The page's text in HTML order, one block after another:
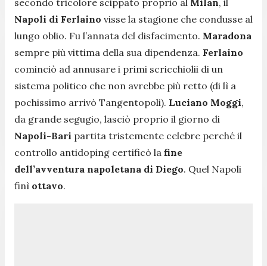
Napoli di Ferlaino visse la stagione che condusse al
lungo oblio. Fu l’annata del disfacimento. Maradona
sempre più vittima della sua dipendenza. Ferlaino
cominciò ad annusare i primi scricchiolii di un
sistema politico che non avrebbe più retto (di lì a
pochissimo arrivò Tangentopoli). Luciano Moggi,
da grande segugio, lasciò proprio il giorno di
Napoli-Bari partita tristemente celebre perché il
controllo antidoping certificò la fine
dell’avventura napoletana di Diego. Quel Napoli
finì ottavo.